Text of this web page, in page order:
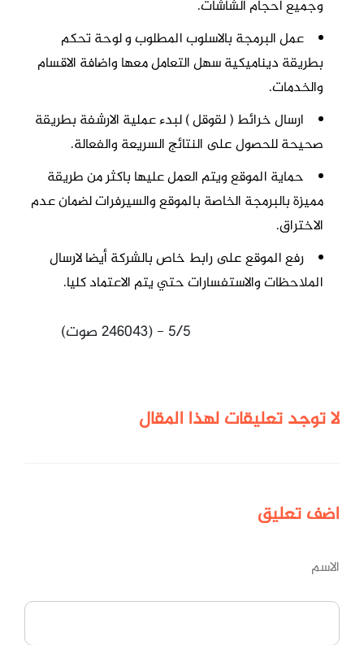
وجميع احجام الشاشات.
عملالبرمجة بالاسلوب المطلوب و لوحة تحكم
بطريقة ديناميكية سهل التعامل معها واضافة الاقسام
والخدمات.
ارسال خرائط ( لقوقل ) لبدء عملية الارشفة بطريقة
صحيحة للحصول على النتائج السريعة والفعالة.
حماية الموقع ويتم العمل عليها باكثر من طريقة
مميزة بالبرمجة الخاصة بالموقع والسيرفرات لضمان عدم
الاختراق.
رفع الموقع على رابط خاص بالشركة أيضا لارسال
الملاحظات والاستفسارات حتي يتم الاعتماد كليا.
5/5 - (246043 صوت)
لا توجد تعليقات لهذا المقال
اضفتعليق
الاسم